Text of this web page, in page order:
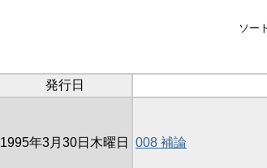
ソー
発行日
1995年3月30日木曜日 008 補論